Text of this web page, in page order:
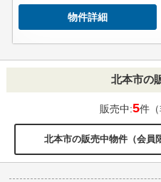
物件詳細
北本市の
販売中:5件
北本市の販売中物件（会員